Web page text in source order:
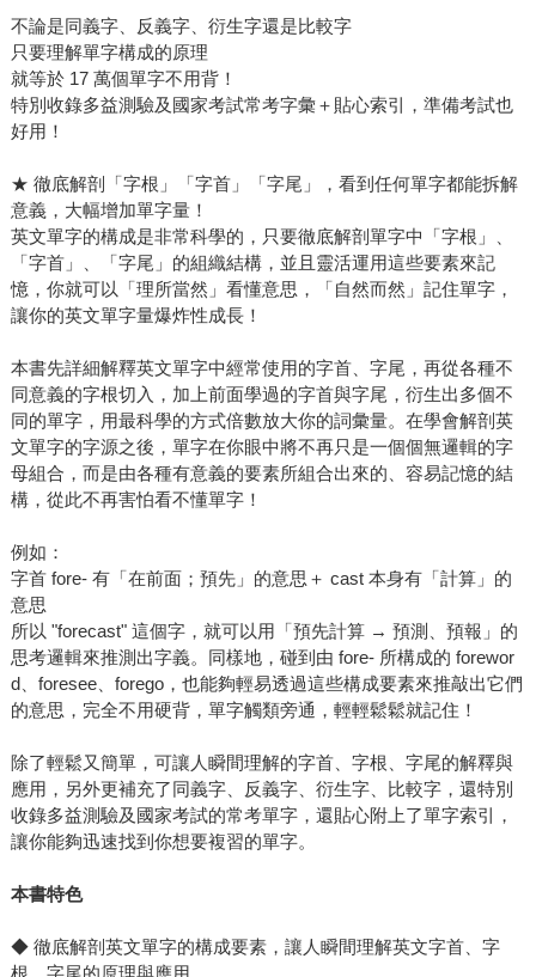
不論是同義字、反義字、衍生字還是比較字
只要理解單字構成的原理
就等於 17 萬個單字不用背！
特別收錄多益測驗及國家考試常考字彙＋貼心索引，準備考試也
好用！
★ 徹底解剖「字根」「字首」「字尾」，看到任何單字都能拆解
意義，大幅增加單字量！
英文單字的構成是非常科學的，只要徹底解剖單字中「字根」、
「字首」、「字尾」的組織結構，並且靈活運用這些要素來記
憶，你就可以「理所當然」看懂意思，「自然而然」記住單字，
讓你的英文單字量爆炸性成長！
本書先詳細解釋英文單字中經常使用的字首、字尾，再從各種不
同意義的字根切入，加上前面學過的字首與字尾，衍生出多個不
同的單字，用最科學的方式倍數放大你的詞彙量。在學會解剖英
文單字的字源之後，單字在你眼中將不再只是一個個無邏輯的字
母組合，而是由各種有意義的要素所組合出來的、容易記憶的結
構，從此不再害怕看不懂單字！
例如：
字首 fore- 有「在前面；預先」的意思＋ cast 本身有「計算」的
意思
所以 "forecast" 這個字，就可以用「預先計算 → 預測、預報」的
思考邏輯來推測出字義。同樣地，碰到由 fore- 所構成的 forewor
d、foresee、forego，也能夠輕易透過這些構成要素來推敲出它們
的意思，完全不用硬背，單字觸類旁通，輕輕鬆鬆就記住！
除了輕鬆又簡單，可讓人瞬間理解的字首、字根、字尾的解釋與
應用，另外更補充了同義字、反義字、衍生字、比較字，還特別
收錄多益測驗及國家考試的常考單字，還貼心附上了單字索引，
讓你能夠迅速找到你想要複習的單字。
本書特色
◆ 徹底解剖英文單字的構成要素，讓人瞬間理解英文字首、字
根、字尾的原理與應用